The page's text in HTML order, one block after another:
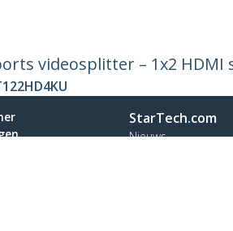
videosplitter – 1x2
StarTech.com
Nieuws